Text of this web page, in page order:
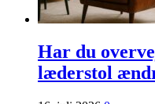
Har du
læderstol